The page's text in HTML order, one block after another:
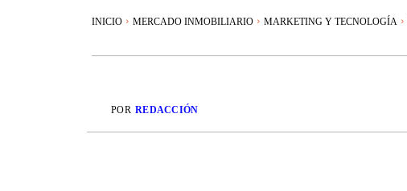
INICIO MERCADO INMOBILIARIO MARKETING Y TECNOLOGÍA
POR REDACCIÓN